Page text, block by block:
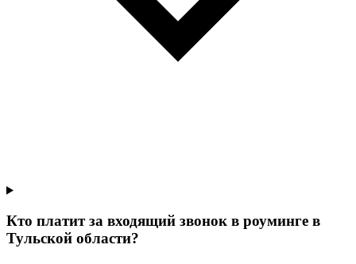
Кто платит за входящий звонок в роуминге в
Тульской области?